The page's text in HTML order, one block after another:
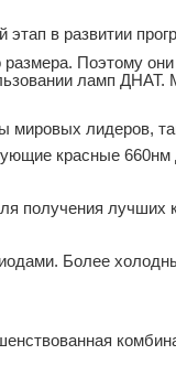
в развитии
Поэтому
ламп ДНАТ.
лидеров,
красные
лучших
Более